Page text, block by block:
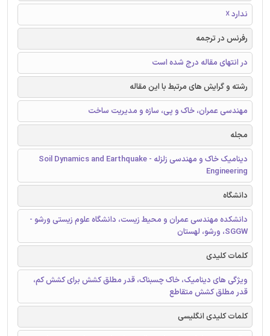
ندارد ☓
رفرنس در ترجمه
در انتهای مقاله درج شده است
رشته و گرایش های مرتبط با این مقاله
مهندسی عمران، خاک و پی، سازه و مدیریت ساخت
مجله
دینامیک خاک و مهندسی زلزله - Soil Dynamics and Earthquake
Engineering
دانشگاه
دانشکده مهندسی عمران و محیط زیست، دانشگاه علوم زیستی ورشو -
SGGW، ورشو، لهستان
کلمات کلیدی
ویژگی های دینامیک، خاک چسبناک، قدر مطلق کشش برای کشش کم،
قدر مطلق کشش متقاطع
کلمات کلیدی انگلیسی